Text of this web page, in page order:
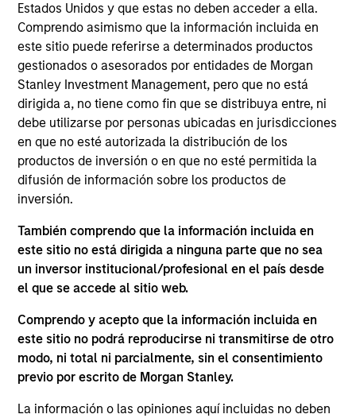
Estados Unidos y que estas no deben acceder a ella.
Comprendo asimismo que la información incluida en
este sitio puede referirse a determinados productos
gestionados o asesorados por entidades de Morgan
Stanley Investment Management, pero que no está
dirigida a, no tiene como fin que se distribuya entre, ni
debe utilizarse por personas ubicadas en jurisdicciones
en que no esté autorizada la distribución de los
productos de inversión o en que no esté permitida la
difusión de información sobre los productos de
inversión.
También comprendo que la información incluida en
este sitio no está dirigida a ninguna parte que no sea
un inversor institucional/profesional en el país desde
el que se accede al sitio web.
Comprendo y acepto que la información incluida en
este sitio no podrá reproducirse ni transmitirse de otro
modo, ni total ni parcialmente, sin el consentimiento
previo por escrito de Morgan Stanley.
La información o las opiniones aquí incluidas no deben
Kelley Gerrity is a fixed income client portfolio
manager, responsible for generating client
interaction and facilitating discussion of our
products and strategies with new and existing
clients. Kelley is also a portfolio manager on the
high yield team, responsible for buy and sell
decisions, portfolio construction and risk
management for the firm’s multi-asset credit
strategy. She joined Eaton Vance in 2005. Morgan
Stanley acquired Eaton Vance in March 2021. Kelley
industry at ING Barings in 2000. Before joining
Eaton Vance, she was director of high-yield
distressed research at Fieldstone Capital Group.
Previously, she was associate director of high yield
research at Scotia Capital Markets, Inc. Kelley
earned a B.A. from Boston College and a certificate
in credit analysis from New York University.